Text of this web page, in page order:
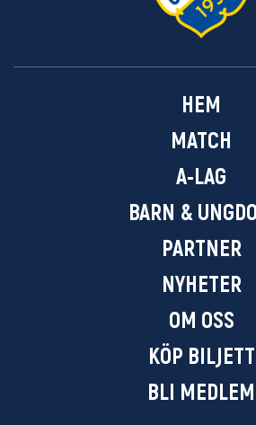
HEM
MATCH
A-LAG
BARN &
PARTNER
NYHETER
OM OSS
KÖP BILJETT
BLI MEDLEM